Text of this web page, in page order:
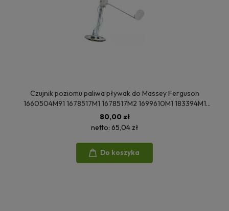
Czujnik poziomu paliwa pływak do Massey Ferguson
1660504M91 1678517M1 1678517M2 1699610M1 183394M1
3762581M1 908600M1 VPM5704
80,00 zł
netto: 65,04 zł
Do koszyka